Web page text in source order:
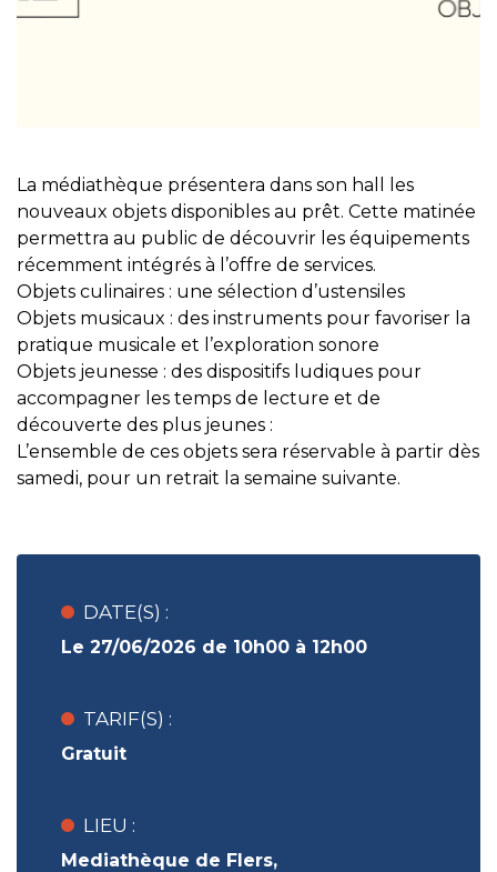
La médiathèque présentera dans son hall les
nouveaux objets disponibles au prêt. Cette matinée
permettra au public de découvrir les équipements
récemment intégrés à l’offre de services.
Objets culinaires : une sélection d’ustensiles
Objets musicaux : des instruments pour favoriser la
pratique musicale et l’exploration sonore
Objets jeunesse : des dispositifs ludiques pour
accompagner les temps de lecture et de
découverte des plus jeunes :
L’ensemble de ces objets sera réservable à partir dès
samedi, pour un retrait la semaine suivante.
DATE(S) :
Le 27/06/2026 de 10h00 à 12h00
TARIF(S) :
Gratuit
LIEU :
Mediathèque de Flers,